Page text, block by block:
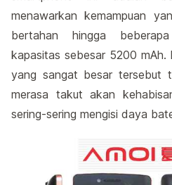
menawarkan kemampuan
bertahan hingga
kapasitas sebesar 5200 mAh.
yang sangat besar tersebut
merasa takut akan
sering-sering mengisi daya